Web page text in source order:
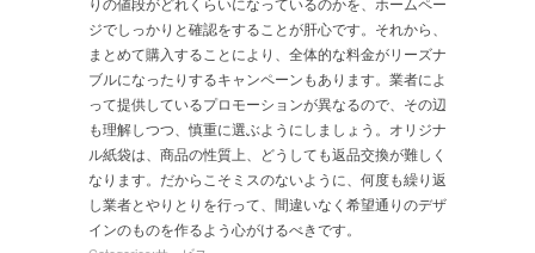
ジでしっかりと確認をすることが肝心です。それから、
まとめて購入することにより、全体的な料金がリーズナ
ブルになったりするキャンペーンもあります。業者によ
って提供しているプロモーションが異なるので、その辺
も理解しつつ、慎重に選ぶようにしましょう。オリジナ
ル紙袋は、商品の性質上、どうしても返品交換が難しく
なります。だからこそミスのないように、何度も繰り返
し業者とやりとりを行って、間違いなく希望通りのデザ
インのものを作るよう心がけるべきです。